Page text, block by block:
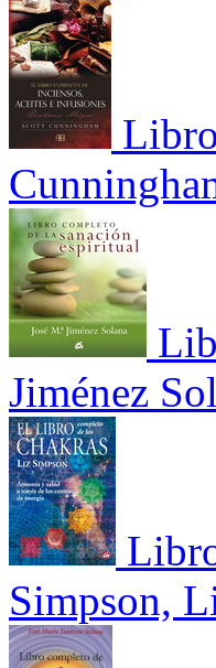
Jiménez
Simpson,